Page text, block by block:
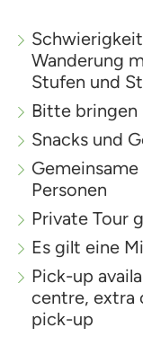
Wanderung
Stufen und
Bitte bringen
Snacks und
Personen
Private Tour
Es gilt eine
Pick-up
centre, extra
pick-up